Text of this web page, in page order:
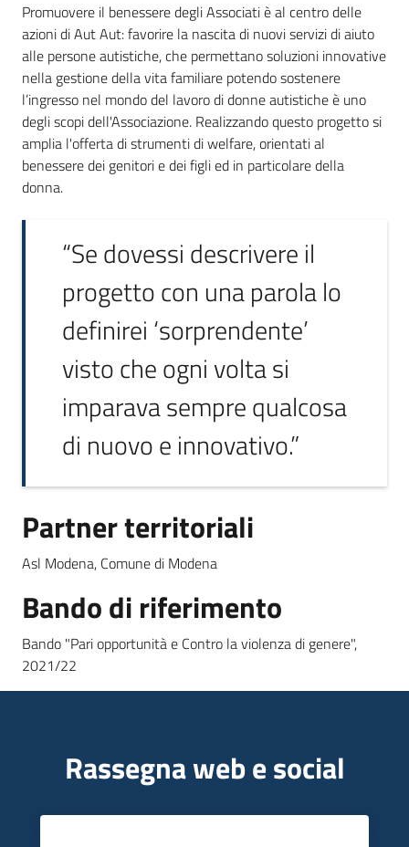
Promuovere il benessere degli Associati è al centro delle
azioni di Aut Aut: favorire la nascita di nuovi servizi di aiuto
alle persone autistiche, che permettano soluzioni innovative
nella gestione della vita familiare potendo sostenere
l’ingresso nel mondo del lavoro di donne autistiche è uno
degli scopi dell'Associazione. Realizzando questo progetto si
amplia l'offerta di strumenti di welfare, orientati al
benessere dei genitori e dei figli ed in particolare della
donna.
“Se dovessi descrivere il
progetto con una parola lo
definirei ‘sorprendente’
visto che ogni volta si
imparava sempre qualcosa
di nuovo e innovativo.”
Partner territoriali
Asl Modena, Comune di Modena
Bando di riferimento
Bando "Pari opportunità e Contro la violenza di genere",
2021/22
Rassegna web e social